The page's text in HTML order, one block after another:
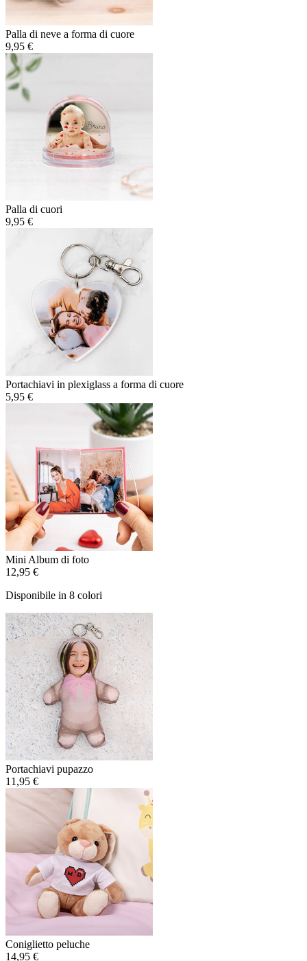
Palla di neve a forma di cuore
9,95 €
Palla di cuori
9,95 €
Portachiavi in plexiglass a forma di cuore
5,95 €
Mini Album di foto
12,95 €
Disponibile in 8 colori
Portachiavi pupazzo
11,95 €
Coniglietto peluche
14,95 €